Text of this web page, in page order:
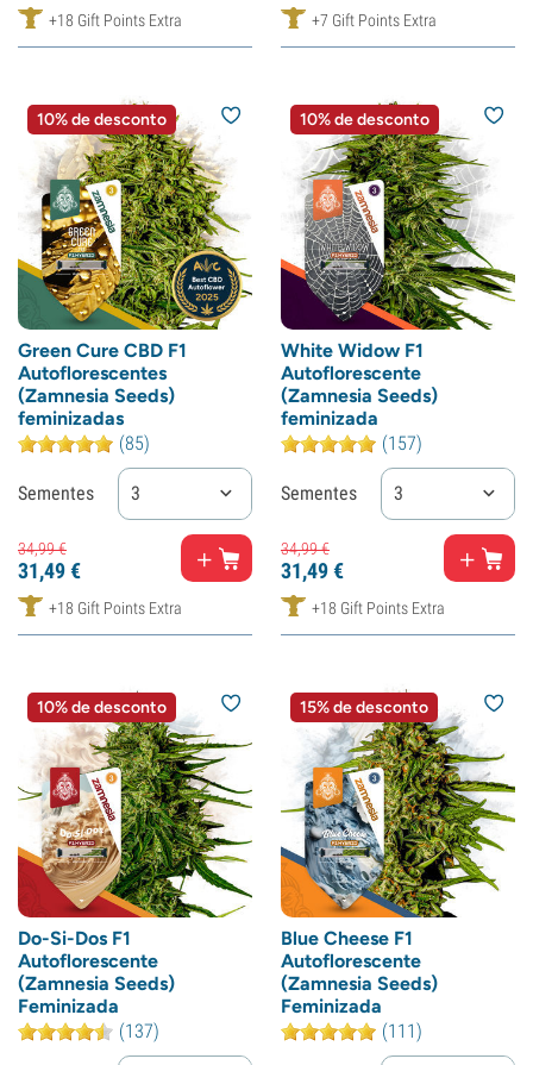
+18 Gift Points Extra +7 Gift Points Extra
10% de desconto
Green Cure CBD F1
Autoflorescentes
(Zamnesia Seeds)
feminizadas
(85)
Sementes 3
34,99€
31,49€
+18 Gift Points Extra
10% de desconto
White Widow F1
Autoflorescente
(Zamnesia Seeds)
feminizada
(157)
Sementes 3
34,99€
31,49€
+18 Gift Points Extra
10% de desconto
Do-Si-Dos F1
Autoflorescente
(Zamnesia Seeds)
Feminizada
(137)
15% de desconto
Blue Cheese F1
Autoflorescente
(Zamnesia Seeds)
Feminizada
(111)